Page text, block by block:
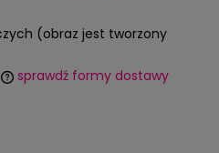
(obraz jest tworzony
sprawdź formy dostawy